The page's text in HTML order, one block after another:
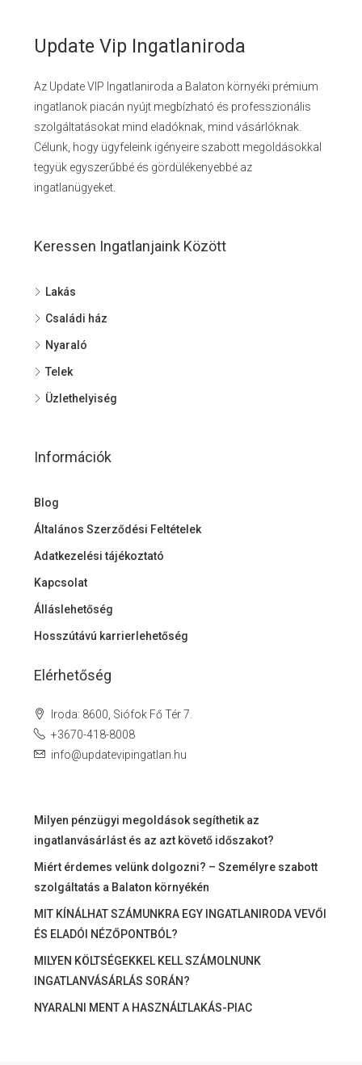
Update Vip Ingatlaniroda
Az Update VIP Ingatlaniroda a Balaton környéki prémium
ingatlanok piacán nyújt megbízható és professzionális
szolgáltatásokat mind eladóknak, mind vásárlóknak.
Célunk, hogy ügyfeleink igényeire szabott megoldásokkal
tegyük egyszerűbbé és gördülékenyebbé az
ingatlanügyeket.
Keressen Ingatlanjaink Között
Lakás
Családi ház
Nyaraló
Telek
Üzlethelyiség
Információk
Blog
Általános Szerződési Feltételek
Adatkezelési tájékoztató
Kapcsolat
Álláslehetőség
Hosszútávú karrierlehetőség
Elérhetőség
Iroda: 8600, Siófok Fő Tér 7.
+3670-418-8008
info@updatevipingatlan.hu
Milyen pénzügyi megoldások segíthetik az
ingatlanvásárlást és az azt követő időszakot?
Miért érdemes velünk dolgozni? – Személyre szabott
szolgáltatás a Balaton környékén
MIT KÍNÁLHAT SZÁMUNKRA EGY INGATLANIRODA VEVŐI
ÉS ELADÓI NÉZŐPONTBÓL?
MILYEN KÖLTSÉGEKKEL KELL SZÁMOLNUNK
INGATLANVÁSÁRLÁS SORÁN?
NYARALNI MENT A HASZNÁLTLAKÁS-PIAC